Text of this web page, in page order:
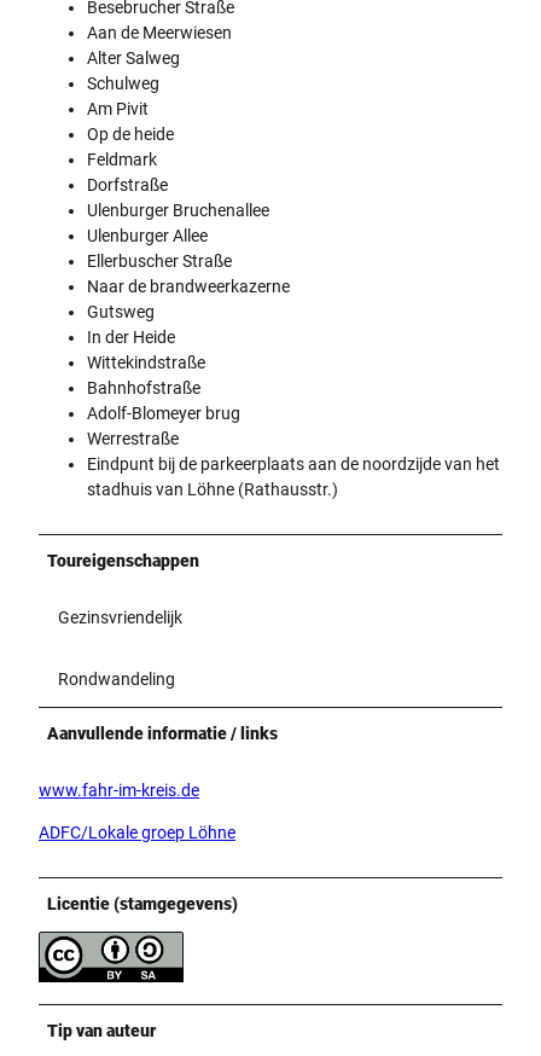
Besebrucher Straße
Aan de Meerwiesen
Alter Salweg
Schulweg
Am Pivit
Op de heide
Feldmark
Dorfstraße
Ulenburger Bruchenallee
Ulenburger Allee
Ellerbuscher Straße
Naar de brandweerkazerne
Gutsweg
In der Heide
Wittekindstraße
Bahnhofstraße
Adolf-Blomeyer brug
Werrestraße
Eindpunt bij de parkeerplaats aan de noordzijde van het
stadhuis van Löhne (Rathausstr.)
Toureigenschappen
Gezinsvriendelijk
Rondwandeling
Aanvullende informatie / links
www.fahr-im-kreis.de
ADFC/Lokale groep Löhne
Licentie (stamgegevens)
Tip van auteur